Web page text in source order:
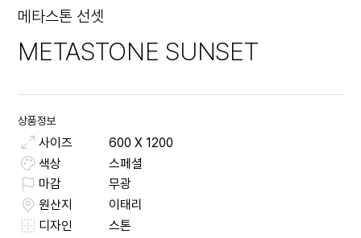
메타스톤 선셋
METASTONE SUNSET
상품정보
사이즈 600 X 1200
색상
스페셜
마감
무광
원산지
이태리
디자인
스톤